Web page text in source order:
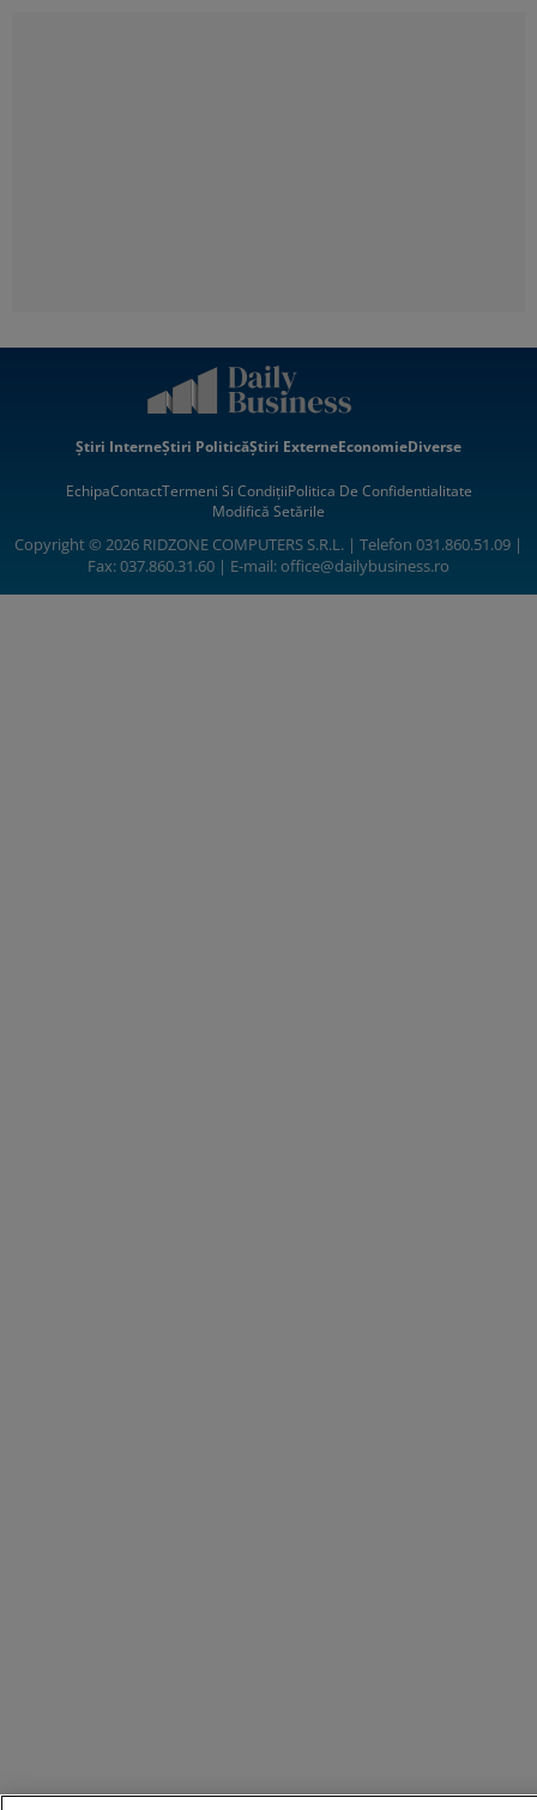
Știri InterneȘtiri PoliticăȘtiri ExterneEconomieDiverse
EchipaContactTermeni Si CondițiiPolitica De Confidentialitate
Modifică Setările
Copyright © 2026 RIDZONE COMPUTERS S.R.L. | Telefon 031.860.51.09 |
Fax: 037.860.31.60 | E-mail:office@dailybusiness.ro